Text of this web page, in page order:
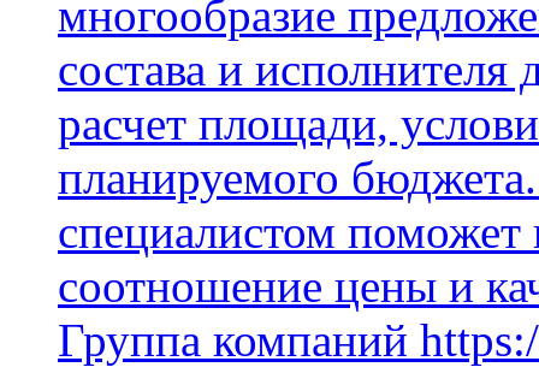
многообразие
состава и
расчет площади,
планируемого
специалистом поможет
соотношение цены и
Группа компаний